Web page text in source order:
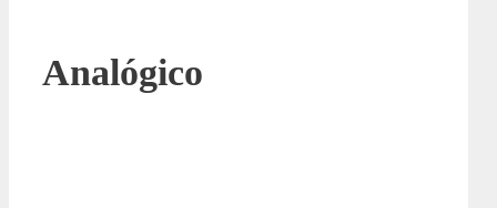
Analógico